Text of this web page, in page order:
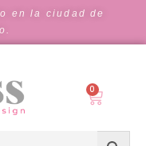
en la ciudad de
0